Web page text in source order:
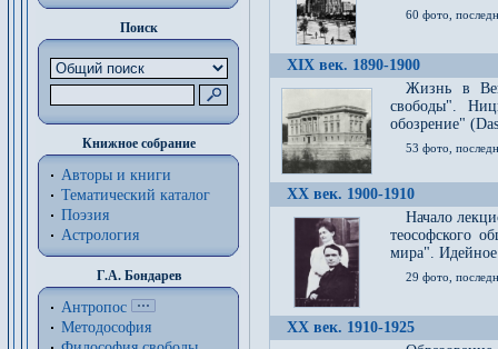
Поиск
Книжное собрание
Авторы и книги
Тематический каталог
Поэзия
Астрология
Г.А. Бондарев
Антропос
Методософия
60 фото,
XIX век. 1890-1900
Жизнь в
свободы".
обозрение"
53 фото,
XX век. 1900-1910
Начало
теософского
мира". Идейное
29 фото,
XX век. 1910-1925